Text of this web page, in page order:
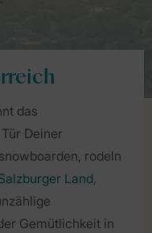
das
Deiner
rodeln
Land,
Gemütlichkeit in